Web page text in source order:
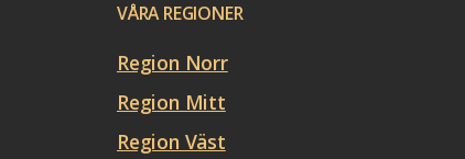
VÅRA REGIONER
Region Norr
Region Mitt
Region Väst